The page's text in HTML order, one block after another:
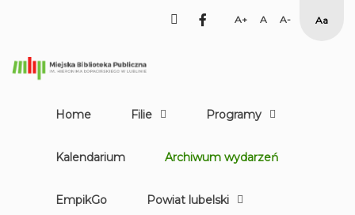
facebook
Set Set
Smaller
High
Home Filie Programy
Kalendarium Archiwum wydarzeń
EmpikGo Powiat lubelski